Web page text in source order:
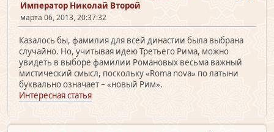
Император Николай Второй
марта 06, 2013, 20:37:32
Казалось бы, фамилия для всей династии была выбрана
случайно. Но, учитывая идею Третьего Рима, можно
увидеть в выборе фамилии Романовых весьма важный
мистический смысл, поскольку «Roma nova» по латыни
буквально означает – «новый Рим».
Интересная статья